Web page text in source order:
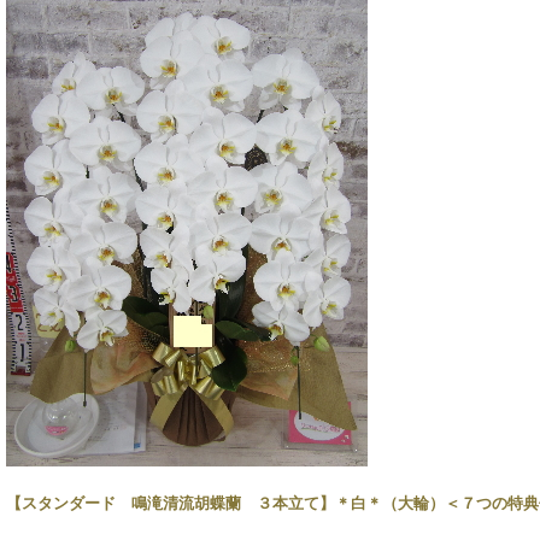
【スタンダード 鳴滝清流胡蝶蘭 ３本立て】 ＊白＊（大輪）＜７つの特